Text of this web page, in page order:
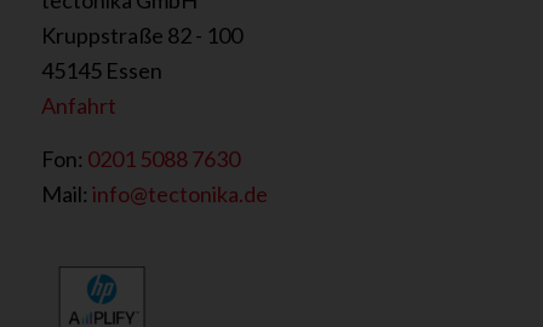
Kruppstraße 82 - 100
45145 Essen
Anfahrt
Fon: 0201 5088 7630
Mail: info@tectonika.de